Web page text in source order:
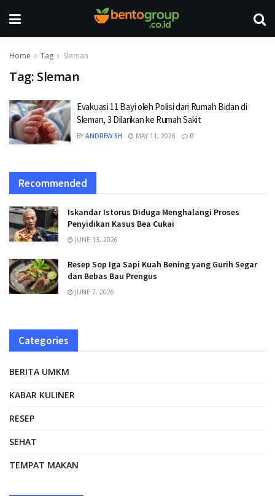
Home Tag Sleman
Tag: Sleman
Evakuasi 11 Bayi oleh Polisi dari Rumah Bidan di
Sleman, 3 Dilarikan ke Rumah Sakit
BY ANDREW SH MAY 11, 2026 0
Recommended
Iskandar Istorus Diduga Menghalangi Proses
Penyidikan Kasus Bea Cukai
JUNE 13, 2026
Resep Sop Iga Sapi Kuah Bening yang Gurih Segar
dan Bebas Bau Prengus
JUNE 7, 2026
Categories
BERITA UMKM
KABAR KULINER
RESEP
SEHAT
TEMPAT MAKAN